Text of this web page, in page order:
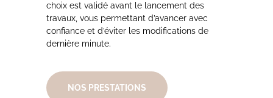
choix est validé avant le lancement des
travaux, vous permettant d’avancer avec
confiance et d’éviter les modifications de
dernière minute.
NOS PRESTATIONS